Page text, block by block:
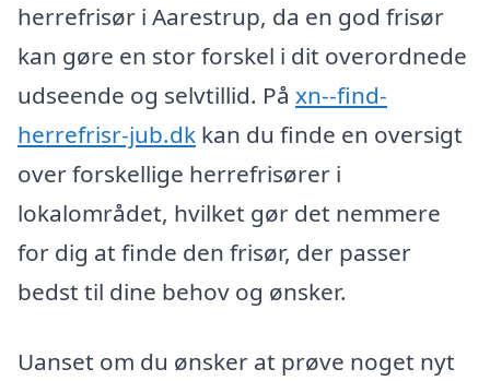
herrefrisør i Aarestrup, da en god frisør
kan gøre en stor forskel i dit overordnede
udseende og selvtillid. På xn--find-
herrefrisr-jub.dk kan du finde en oversigt
over forskellige herrefrisører i
lokalområdet, hvilket gør det nemmere
for dig at finde den frisør, der passer
bedst til dine behov og ønsker.
Uanset om du ønsker at prøve noget nyt